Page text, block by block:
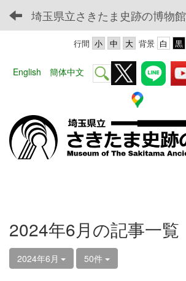
埼玉県立さきたま史跡の博物館
背景
行間
English 簡体中文
2024年6月の記事一覧
2024年6月 50件